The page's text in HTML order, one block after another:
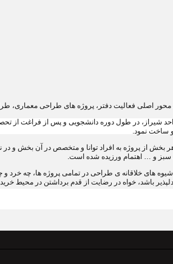
شیراز، در طول دوره دانشجویی و پس از فراغت از
ساخت نمود.
از پروژه به افراد توانا و متخصص در آن بخش و در
سبز و … اهتمام ورزیده شده است.
های خلاقانه ی طراحی در تمامی پروژه ها، چه خرد
باشد، خواه در رضایت از قدم برداشتن در محیط